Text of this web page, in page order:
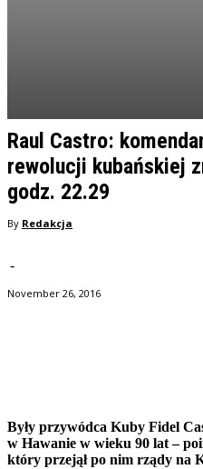
Raul Castro:
rewolucji kubańskiej
godz. 22.29
By Redakcja
-
November 26, 2016
Były przywódca Kuby Fidel
w Hawanie w wieku 90 lat –
który przejął po nim rządy na